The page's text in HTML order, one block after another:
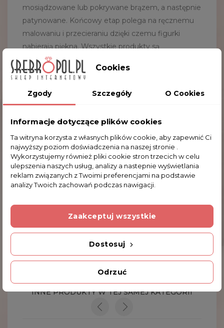
mosiądzowane lub pokrywane brązem, a następnie
patynowane. Końcowy etap polega na ręcznemu
malowaniu i przecieraniu dzięki czemu figurki
nabierają piękna. Wszystkie produkty są
sygnowane znakiem firmy. Produkty firmy
Veronese cechują się bardzo wysoką jakością, i
Komentarze (0)
Dodatkowe Informacje
Kod produktu
INNE PRODUKTY W TEJ SAMEJ KATEGORII
Cookies
Zgody Szczegóły O Cookies
Informacje dotyczące plików cookies
Ta witryna korzysta z własnych plików cookie, aby zapewnić Ci
najwyższy poziom doświadczenia na naszej stronie .
Wykorzystujemy również pliki cookie stron trzecich w celu
ulepszenia naszych usług, analizy a nastepnie wyświetlania
reklam związanych z Twoimi preferencjami na podstawie
analizy Twoich zachowań podczas nawigacji.
Odrzuć
Dostosuj
Zaakceptuj wszystkie